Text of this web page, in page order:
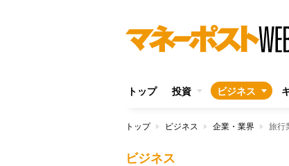
トップ 投資 ビジネス
トップ ビジネス 企業・業界 旅行
ビジネス